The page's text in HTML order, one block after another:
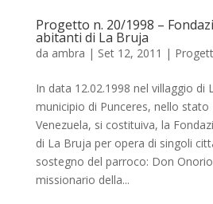
Progetto n. 20/1998 –
abitanti di La Bruja
da ambra | Set 12, 2011 |
In data 12.02.1998 nel villaggio di
municipio di Punceres, nello stato
Venezuela, si costituiva, la
di La Bruja per opera di singoli
sostegno del parroco: Don
missionario della...